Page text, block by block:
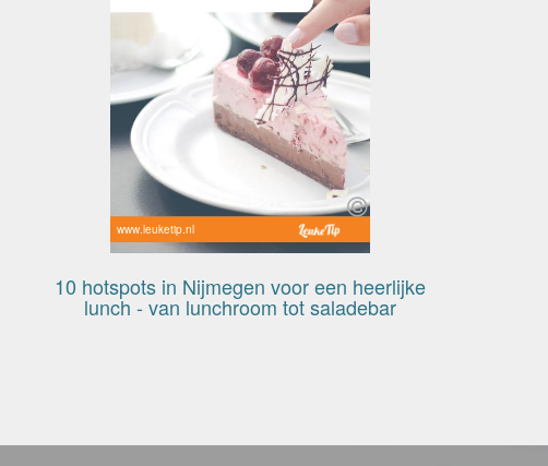
www.leuketip.nl
10 hotspots in Nijmegen voor een heerlijke
lunch - van lunchroom tot saladebar